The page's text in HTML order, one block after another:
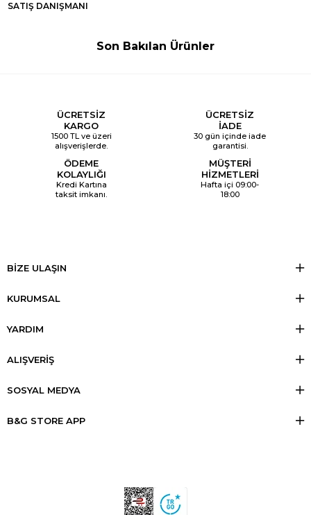
SATIŞ DANIŞMANI
Son Bakılan Ürünler
ÜCRETSİZ
KARGO
1500 TL ve üzeri
alışverişlerde.
ÜCRETSİZ
İADE
30 gün içinde iade
garantisi.
ÖDEME
KOLAYLIĞI
Kredi Kartına
taksit imkanı.
MÜŞTERİ
HİZMETLERİ
Hafta içi 09:00-
18:00
BİZE ULAŞIN
KURUMSAL
YARDIM
ALIŞVERİŞ
SOSYAL MEDYA
B&G STORE APP